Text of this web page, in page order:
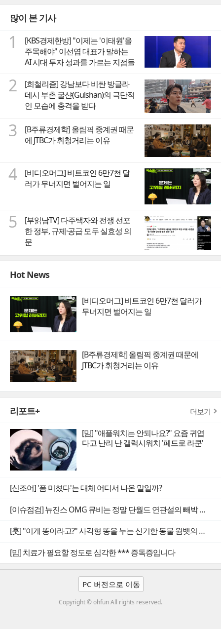
많이 본 기사
1
[KBS경제한방] "이제는 '이태원'을
주목해야" 이선엽 대표가 말하는
AI 시대 투자 성과를 가르는 지점들
2
[희철리즘] 강남보다 비싼 방글라
데시 부촌 굴샨(Gulshan)의 극단적
인 모습에 충격을 받다
3
[B주류경제학] 올림픽 중계권 때문
에 JTBC가 휘청거리는 이유
4
[비디오머그] 비트코인 6만7천 달
러가 무너지면 벌어지는 일
5
[부읽남TV] 다주택자와 전쟁 선포
한 정부, 규제·공급 모두 실효성 의
문
Hot News
[비디오머그] 비트코인 6만7천 달러가
무너지면 벌어지는 일
[B주류경제학] 올림픽 중계권 때문에
JTBC가 휘청거리는 이유
리포트+ 더보기
[밈] "애플워치는 안되나요?" 요즘 귀엽
다고 난리 난 갤럭시워치 '페드로 라쿤'
[신조어] '폼 미쳤다'는 대체 어디서 나온 말일까?
[이슈점검] 뉴진스 OMG 뮤비는 정말 단월드 연관설의 빼박 증거일까
[훗] "이게 똥이라고?" 사각형 똥을 누는 신기한 동물 웜뱃의 비밀
[밈] 치료가 필요할 정도로 심각한 *** 증독증입니다
PC 버전으로 이동
Copyright © ohfun All rights reserved.